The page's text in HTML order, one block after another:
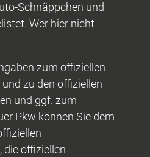
Schnäppchen und
Wer hier nicht
zum offiziellen
zu den offiziellen
und ggf. zum
Pkw können Sie dem
offiziellen